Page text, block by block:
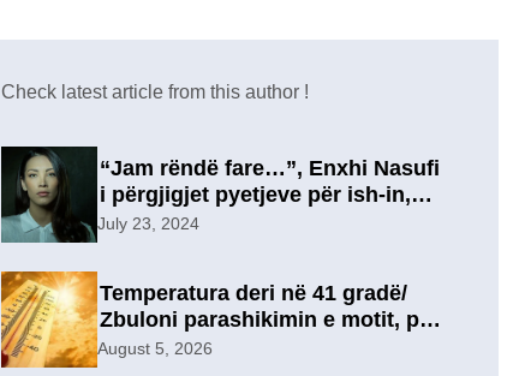
Check latest article from this author !
“Jam rëndë fare…”, Enxhi Nasufi
i përgjigjet pyetjeve për ish-in,
pas përfundimit të marrëdhënies
July 23, 2024
Temperatura deri në 41 gradë/
Zbuloni parashikimin e motit, për
sot
August 5, 2026